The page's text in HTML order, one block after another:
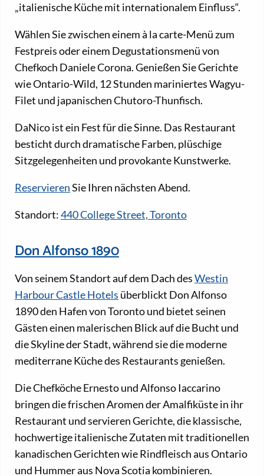
„italienische Küche mit internationalem Einfluss“.
Wählen Sie zwischen einem à la carte-Menü zum
Festpreis oder einem Degustationsmenü von
Chefkoch Daniele Corona. Genießen Sie Gerichte
wie Ontario-Wild, 12 Stunden mariniertes Wagyu-
Filet und japanischen Chutoro-Thunfisch.
DaNico ist ein Fest für die Sinne. Das Restaurant
besticht durch dramatische Farben, plüschige
Sitzgelegenheiten und provokante Kunstwerke.
ReservierenSie Ihren nächsten Abend.
Standort:440 College Street, Toronto
Don Alfonso 1890
Von seinem Standort auf dem Dach desWestin
Harbour Castle Hotels überblickt Don Alfonso
1890 den Hafen von Toronto und bietet seinen
Gästen einen malerischen Blick auf die Bucht und
die Skyline der Stadt, während sie die moderne
mediterrane Küche des Restaurants genießen.
Die Chefköche Ernesto und Alfonso Iaccarino
bringen die frischen Aromen der Amalfiküste in ihr
Restaurant und servieren Gerichte, die klassische,
hochwertige italienische Zutaten mit traditionellen
kanadischen Gerichten wie Rindfleisch aus Ontario
und Hummer aus Nova Scotia kombinieren.